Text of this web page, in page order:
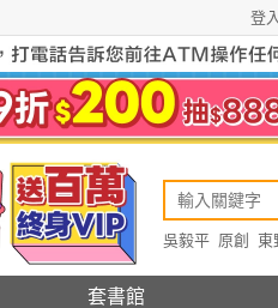
登入
吳毅平 原創 東
套書館